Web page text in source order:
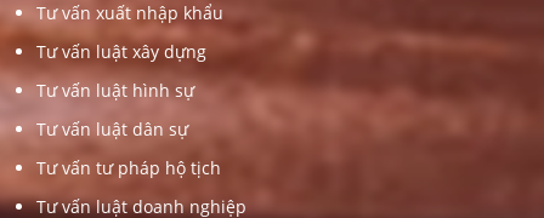
Tư vấn xuất nhập khẩu
Tư vấn luật xây dựng
Tư vấn luật hình sự
Tư vấn luật dân sự
Tư vấn tư pháp hộ tịch
Tư vấn luật doanh nghiệp